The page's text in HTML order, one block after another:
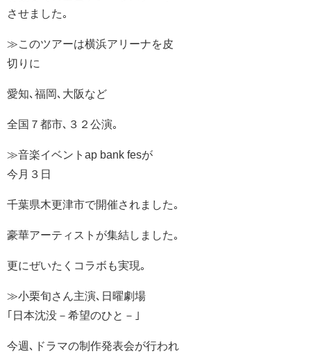
させました｡
≫このツアーは横浜アリーナを皮
切りに
愛知､福岡､大阪など
全国７都市､３２公演｡
≫音楽イベントap bank fesが
今月３日
千葉県木更津市で開催されました｡
豪華アーティストが集結しました｡
更にぜいたくコラボも実現｡
≫小栗旬さん主演､日曜劇場
｢日本沈没－希望のひと－｣
今週､ドラマの制作発表会が行われ